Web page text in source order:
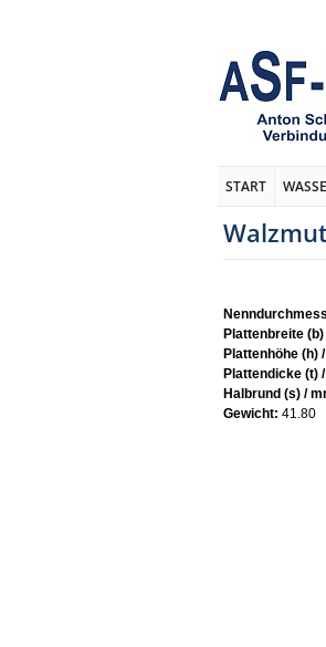
START
Plattenbreite
Plattenhöhe (h)
Plattendicke (t)
Halbrund (s) /
Gewicht: 41.80